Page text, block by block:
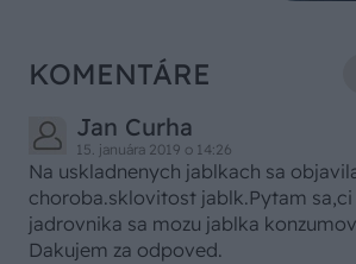
KOMENTÁRE
Jan Curha
15. januára 2019 o 14:26
Na uskladnenych jablkach sa
choroba.sklovitost jablk.Pytam sa,ci
jadrovnika sa mozu jablka
Dakujem za odpoved.